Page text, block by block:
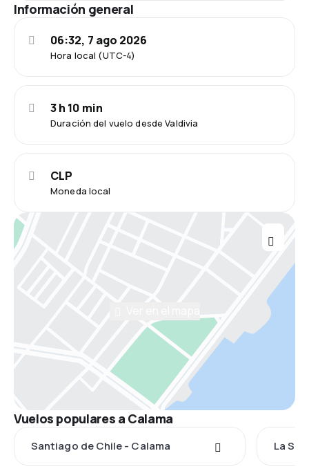
Información general
Hora local (UTC-4)
06:32, 7 ago 2026
Duración del vuelo desde Valdivia
3 h 10 min
Moneda local
CLP
Vuelos populares a Calama
Santiago de Chile - Calama La